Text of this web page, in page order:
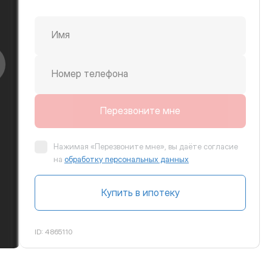
вправо
Имя
Номер телефона
Перезвоните мне
Нажимая «Перезвоните мне», вы даёте согласие
на обработку персональных данных
Купить в ипотеку
ID: 4865110